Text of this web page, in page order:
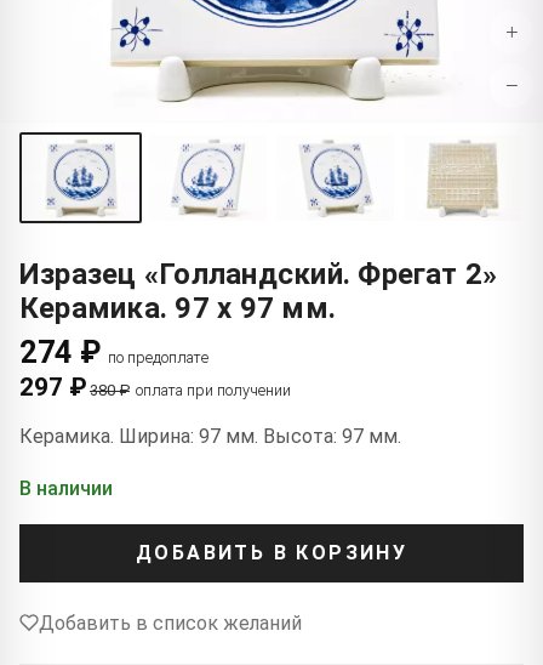
+
−
Изразец «Голландский. Фрегат 2»
Керамика. 97 x 97 мм.
274 ₽ по предоплате
297 ₽ 380 ₽ оплата при получении
Керамика. Ширина: 97 мм. Высота: 97 мм.
В наличии
ДОБАВИТЬ В КОРЗИНУ
Добавить в список желаний